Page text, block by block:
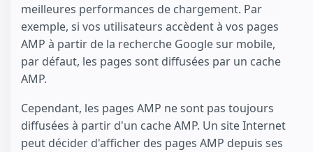
meilleures performances de chargement. Par
exemple, si vos utilisateurs accèdent à vos pages
AMP à partir de la recherche Google sur mobile,
par défaut, les pages sont diffusées par un cache
AMP.
Cependant, les pages AMP ne sont pas toujours
diffusées à partir d'un cache AMP. Un site Internet
peut décider d'afficher des pages AMP depuis ses